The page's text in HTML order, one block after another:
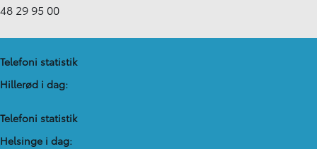
48 29 95 00
Telefoni statistik
Hillerød i dag:
Telefoni statistik
Helsinge i dag: